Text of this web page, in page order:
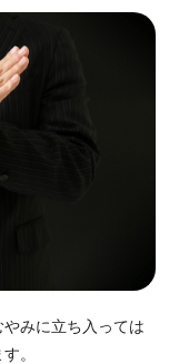
みに立ち入っては
。